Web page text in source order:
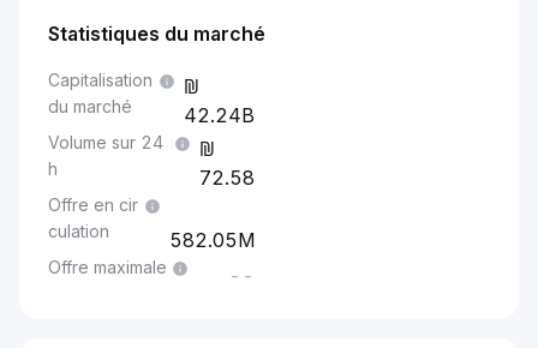
Statistiques du marché
Capitalisation
du marché
42.24B
Volume sur 24
h
72.58
Offre en cir
culation
582.05M
Offre maximale --